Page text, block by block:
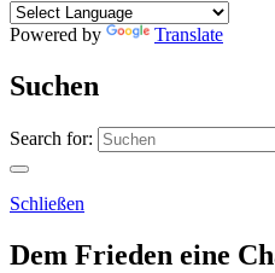
Powered by Translate
Suchen
Search for:
Schließen
Dem Frieden eine